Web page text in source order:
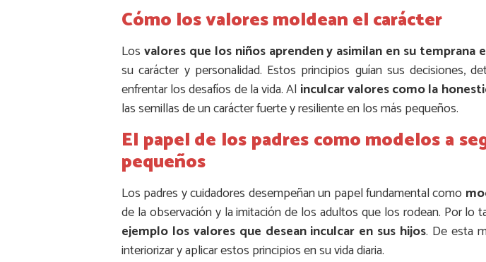
Cómo los valores moldean el carácter
Los valores que los niños aprenden y asimilan en su temprana
su carácter y personalidad. Estos principios guían sus decisiones,
enfrentar los desafíos de la vida. Al inculcar valores como la
las semillas de un carácter fuerte y resiliente en los más pequeños.
El papel de los padres como modelos a
pequeños
Los padres y cuidadores desempeñan un papel fundamental como
de la observación y la imitación de los adultos que los rodean. Por lo
ejemplo los valores que desean inculcar en sus hijos. De esta
interiorizar y aplicar estos principios en su vida diaria.